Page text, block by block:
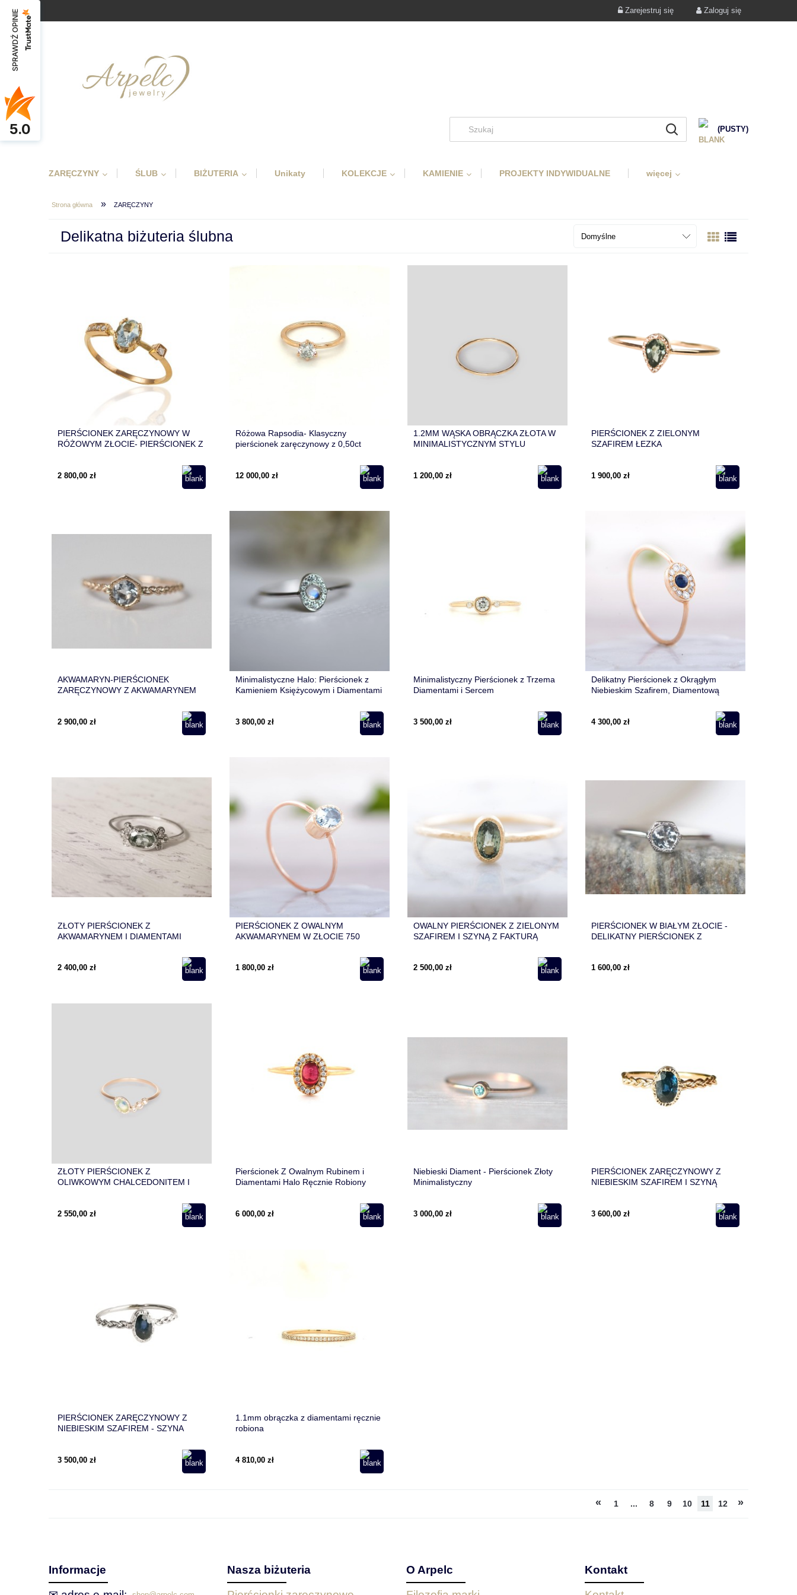
Zarejestruj się Zaloguj się
(PUSTY)
ZARĘCZYNY ŚLUB BIŻUTERIA Unikaty KOLEKCJE KAMIENIE PROJEKTY INDYWIDUALNE więcej
Strona główna » ZARĘCZYNY
Delikatna biżuteria ślubna
PIERŚCIONEK ZARĘCZYNOWY W
RÓŻOWYM ZŁOCIE- PIERŚCIONEK Z
2 800,00 zł
Różowa Rapsodia- Klasyczny
pierścionek zaręczynowy z 0,50ct
12 000,00 zł
1.2MM WĄSKA OBRĄCZKA ZŁOTA W
MINIMALISTYCZNYM STYLU
1 200,00 zł
PIERŚCIONEK Z ZIELONYM
SZAFIREM ŁEZKA
1 900,00 zł
AKWAMARYN-PIERŚCIONEK
ZARĘCZYNOWY Z AKWAMARYNEM
2 900,00 zł
Minimalistyczne Halo: Pierścionek z
Kamieniem Księżycowym i Diamentami
3 800,00 zł
Minimalistyczny Pierścionek z Trzema
Diamentami i Sercem
3 500,00 zł
Delikatny Pierścionek z Okrągłym
Niebieskim Szafirem, Diamentową
4 300,00 zł
ZŁOTY PIERŚCIONEK Z
AKWAMARYNEM I DIAMENTAMI
2 400,00 zł
PIERŚCIONEK Z OWALNYM
AKWAMARYNEM W ZŁOCIE 750
1 800,00 zł
OWALNY PIERŚCIONEK Z ZIELONYM
SZAFIREM I SZYNĄ Z FAKTURĄ
2 500,00 zł
PIERŚCIONEK W BIAŁYM ZŁOCIE -
DELIKATNY PIERŚCIONEK Z
1 600,00 zł
ZŁOTY PIERŚCIONEK Z
OLIWKOWYM CHALCEDONITEM I
2 550,00 zł
Pierścionek Z Owalnym Rubinem i
Diamentami Halo Ręcznie Robiony
6 000,00 zł
Niebieski Diament - Pierścionek Złoty
Minimalistyczny
3 000,00 zł
PIERŚCIONEK ZARĘCZYNOWY Z
NIEBIESKIM SZAFIREM I SZYNĄ
3 600,00 zł
PIERŚCIONEK ZARĘCZYNOWY Z
NIEBIESKIM SZAFIREM - SZYNA
3 500,00 zł
1.1mm obrączka z diamentami ręcznie
robiona
4 810,00 zł
« 1 ... 8 9 10 11 12 »
Informacje
Nasza biżuteria
O Arpelc
Kontakt
SPRAWDŹ OPINIE
5.0